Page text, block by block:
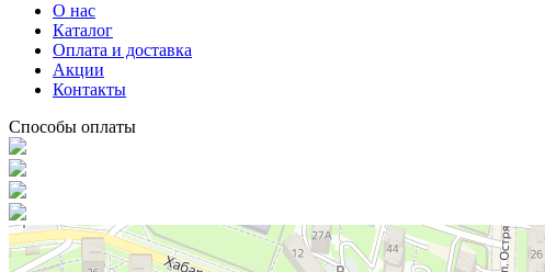
О нас
Каталог
Оплата и доставка
Акции
Контакты
Способы оплаты